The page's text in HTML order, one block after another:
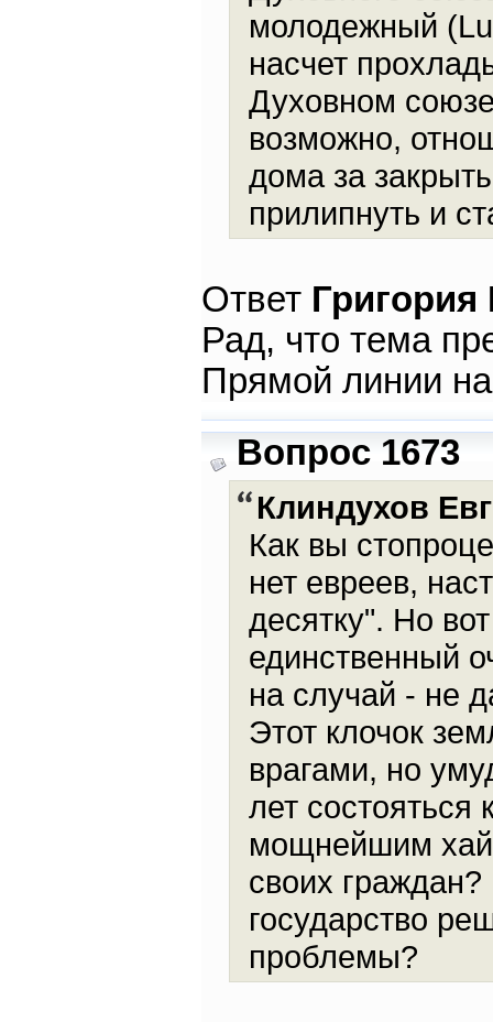
молодежный
насчет
Духовном
возможно,
дома за
прилипнуть и
Ответ
Рад, что тема
Прямой линии
Вопрос 1673
Клиндухов
Как вы
нет евреев,
десятку". Но
единственный
на случай - не
Этот клочок
врагами, но
лет состояться
мощнейшим
своих
государство
проблемы?